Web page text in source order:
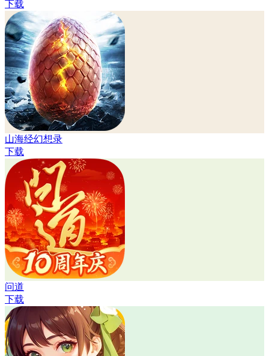
下载
山海经幻想录
下载
问道
下载